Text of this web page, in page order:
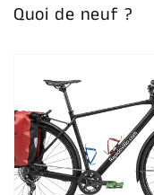
Quoi de neuf ?